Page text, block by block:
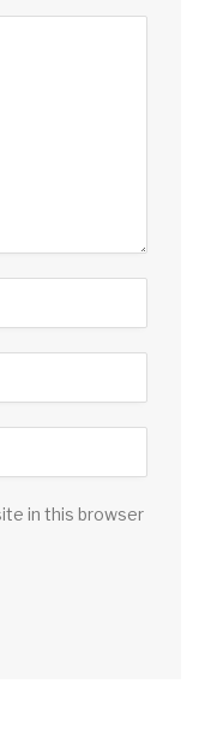
in this browser